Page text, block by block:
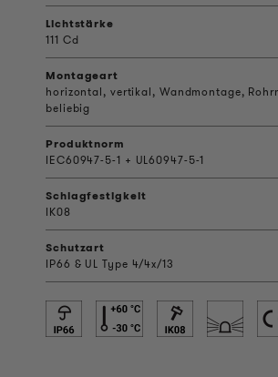
Lichtstärke
111 Cd
Montageart
horizontal, vertikal, Wandmontage,
beliebig
Produktnorm
IEC60947-5-1 + UL60947-5-1
Schlagfestigkeit
IK08
Schutzart
IP66 & UL Type 4/4x/13